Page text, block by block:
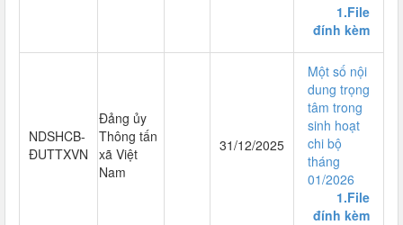
1.File
đính kèm
NDSHCB-
ĐUTTXVN
Đảng ủy
Thông tấn
xã Việt
Nam
31/12/2025
Một số nội
dung trọng
tâm trong
sinh hoạt
chi bộ
tháng
01/2026
1.File
đính kèm